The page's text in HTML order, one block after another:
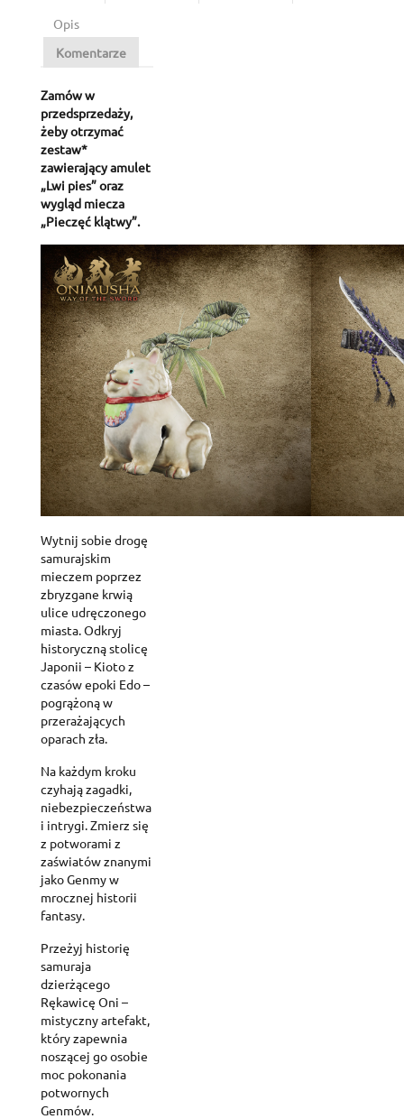
Opis
Komentarze
Zamów w
przedsprzedaży,
żeby otrzymać
zestaw*
zawierający amulet
„Lwi pies” oraz
wygląd miecza
„Pieczęć klątwy”.
Wytnij sobie drogę
samurajskim
mieczem poprzez
zbryzgane krwią
ulice udręczonego
miasta. Odkryj
historyczną stolicę
Japonii – Kioto z
czasów epoki Edo –
pogrążoną w
przerażających
oparach zła.
Na każdym kroku
czyhają zagadki,
niebezpieczeństwa
i intrygi. Zmierz się
z potworami z
zaświatów znanymi
jako Genmy w
mrocznej historii
fantasy.
Przeżyj historię
samuraja
dzierżącego
Rękawicę Oni –
mistyczny artefakt,
który zapewnia
noszącej go osobie
moc pokonania
potwornych
Genmów.